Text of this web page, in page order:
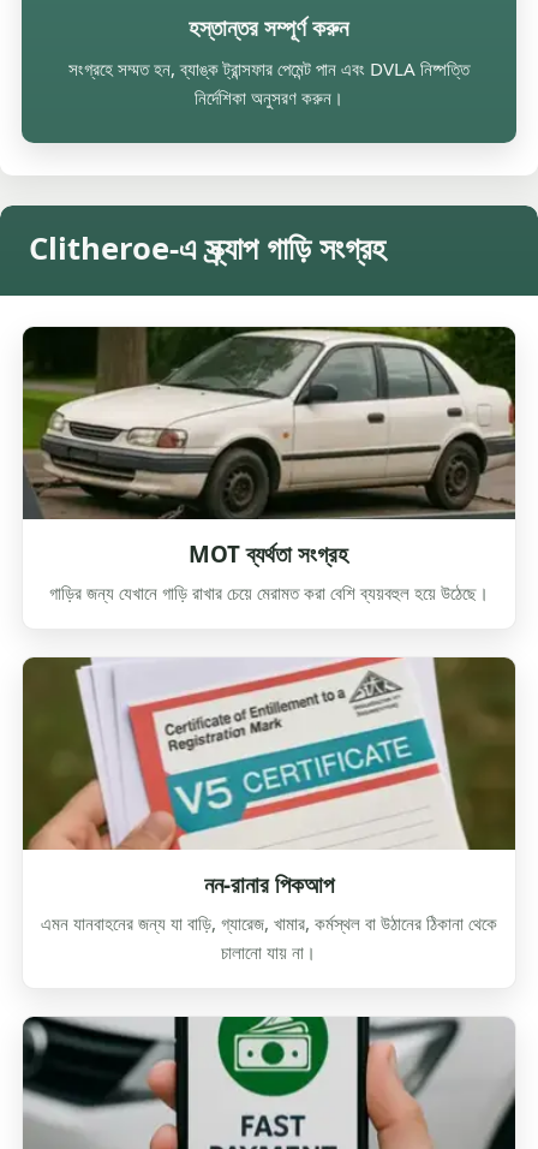
হস্তান্তর সম্পূর্ণ করুন
সংগ্রহে সম্মত হন, ব্যাঙ্ক ট্রান্সফার পেমেন্ট পান এবং DVLA নিষ্পত্তি
নির্দেশিকা অনুসরণ করুন।
Clitheroe-এ স্ক্র্যাপ গাড়ি সংগ্রহ
MOT ব্যর্থতা সংগ্রহ
গাড়ির জন্য যেখানে গাড়ি রাখার চেয়ে মেরামত করা বেশি ব্যয়বহুল হয়ে উঠেছে।
নন-রানার পিকআপ
এমন যানবাহনের জন্য যা বাড়ি, গ্যারেজ, খামার, কর্মস্থল বা উঠানের ঠিকানা থেকে
চালানো যায় না।